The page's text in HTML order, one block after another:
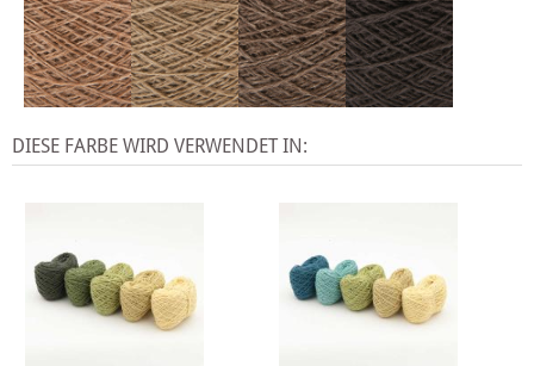
DIESE FARBE WIRD VERWENDET IN: